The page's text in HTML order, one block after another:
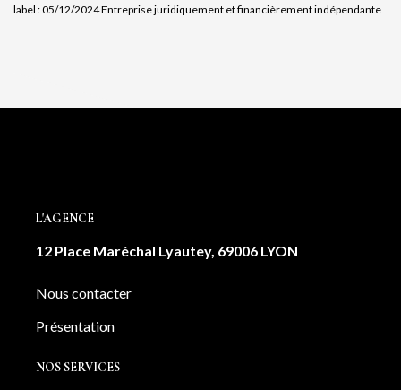
label : 05/12/2024Entreprise juridiquement et financièrement indépendante
L'AGENCE
12 Place Maréchal Lyautey, 69006 LYON
Nous contacter
Présentation
NOS SERVICES